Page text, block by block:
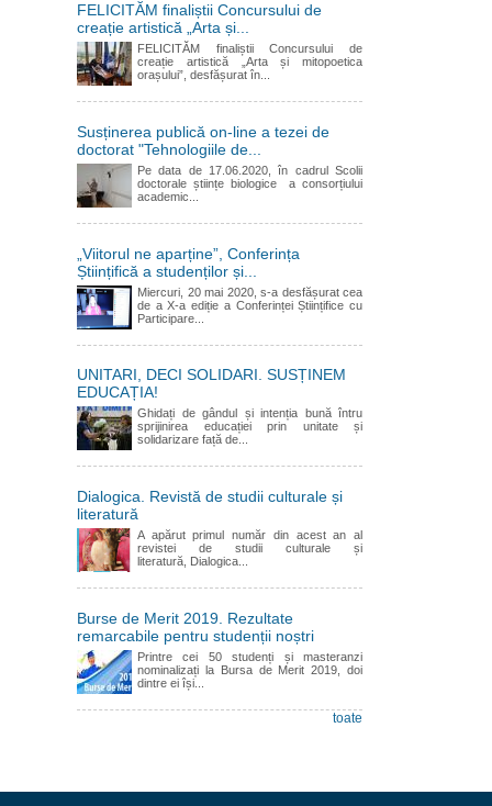
FELICITĂM finaliștii Concursului de
creație artistică „Arta și...
FELICITĂM finaliștii Concursului de
creație artistică „Arta și mitopoetica
orașului”, desfășurat în...
Susținerea publică on-line a tezei de
doctorat "Tehnologiile de...
Pe data de 17.06.2020, în cadrul Scolii
doctorale științe biologice a consorțiului
academic...
„Viitorul ne aparține”, Conferința
Științifică a studenților și...
Miercuri, 20 mai 2020, s-a desfășurat cea
de a X-a ediție a Conferinței Științifice cu
Participare...
UNITARI, DECI SOLIDARI. SUSȚINEM
EDUCAȚIA!
Ghidați de gândul și intenția bună întru
sprijinirea educației prin unitate și
solidarizare față de...
Dialogica. Revistă de studii culturale și
literatură
A apărut primul număr din acest an al
revistei de studii culturale și
literatură, Dialogica...
Burse de Merit 2019. Rezultate
remarcabile pentru studenții noștri
Printre cei 50 studenți și masteranzi
nominalizați la Bursa de Merit 2019, doi
dintre ei își...
toate